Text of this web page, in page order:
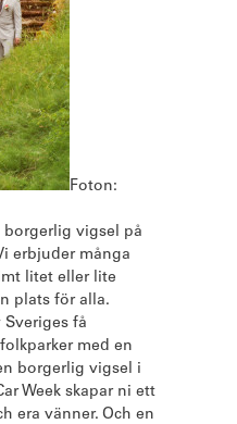
Foton:
borgerlig vigsel på
erbjuder många
litet eller lite
plats för alla.
Sveriges få
med en
borgerlig vigsel i
Week skapar ni ett
era vänner. Och en